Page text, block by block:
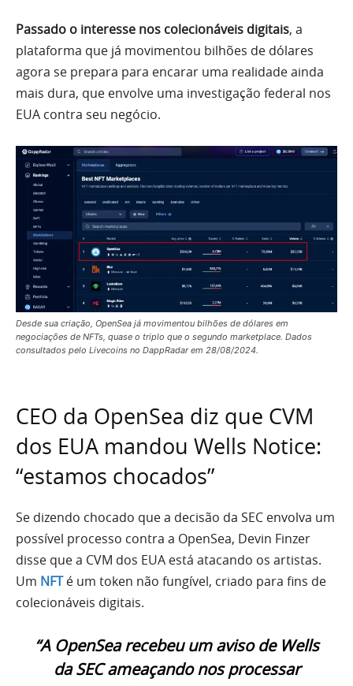
Passado o interesse nos colecionáveis digitais, a
plataforma que já movimentou bilhões de dólares
agora se prepara para encarar uma realidade ainda
mais dura, que envolve uma investigação federal nos
EUA contra seu negócio.
Desde sua criação, OpenSea já movimentou bilhões de dólares em
negociações de NFTs, quase o triplo que o segundo marketplace. Dados
consultados pelo Livecoins no DappRadar em 28/08/2024.
CEO da OpenSea diz que CVM
dos EUA mandou Wells Notice:
“estamos chocados”
Se dizendo chocado que a decisão da SEC envolva um
possível processo contra a OpenSea, Devin Finzer
disse que a CVM dos EUA está atacando os artistas.
Um NFTé um token não fungível, criado para fins de
colecionáveis digitais.
“A OpenSea recebeu um aviso de Wells
da SEC ameaçando nos processar